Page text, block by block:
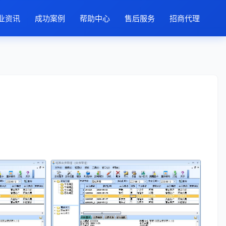
资讯 成功案例 帮助中心 售后服务 招商代理